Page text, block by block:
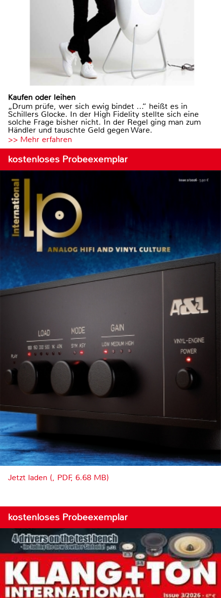
Kaufen oder leihen
„Drum prüfe, wer sich ewig bindet ...“ heißt es in
Schillers Glocke. In der High Fidelity stellte sich eine
solche Frage bisher nicht. In der Regel ging man zum
Händler und tauschte Geld gegen Ware.
>> Mehr erfahren
kostenloses Probeexemplar
Jetzt laden (, PDF, 6.68 MB)
kostenloses Probeexemplar